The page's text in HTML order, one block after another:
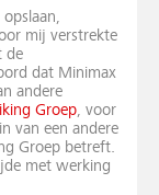
mij verstrekte
de
dat Minimax
andere
Groep, voor
van een andere
Groep betreft.
met werking